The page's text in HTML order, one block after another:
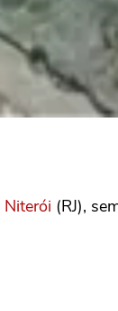
Niterói (RJ),